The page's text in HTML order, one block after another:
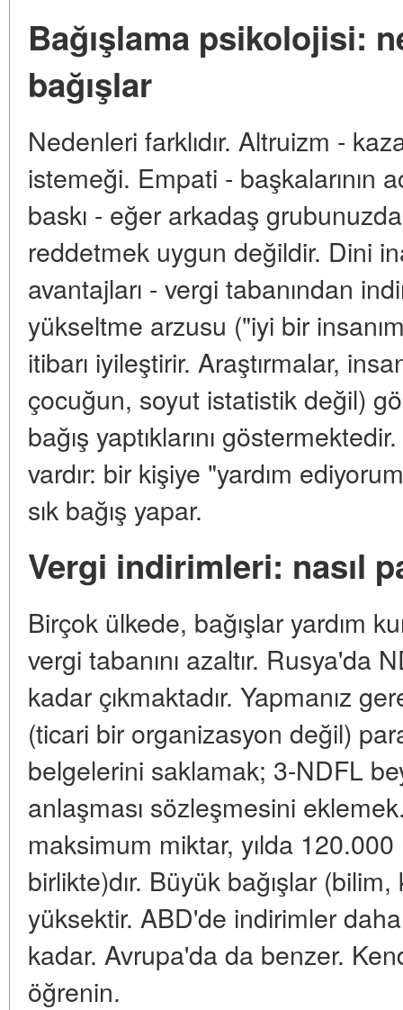
Bağışlama psikolojisi:
bağışlar
Nedenleri farklıdır. Altruizm -
istemeği. Empati - başkalarının
baskı - eğer arkadaş
reddetmek uygun değildir. Dini
avantajları - vergi tabanından
yükseltme arzusu ("iyi bir
itibarı iyileştirir. Araştırmalar,
çocuğun, soyut istatistik değil)
bağış yaptıklarını
vardır: bir kişiye "yardım
sık bağış yapar.
Vergi indirimleri: nasıl
Birçok ülkede, bağışlar yardım
vergi tabanını azaltır. Rusya'da
kadar çıkmaktadır. Yapmanız
(ticari bir organizasyon değil)
belgelerini saklamak; 3-NDFL
anlaşması sözleşmesini
maksimum miktar, yılda
birlikte)dır. Büyük bağışlar
yüksektir. ABD'de indirimler
kadar. Avrupa'da da benzer.
öğrenin.